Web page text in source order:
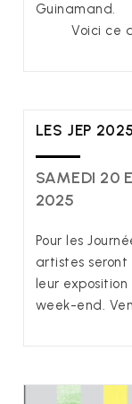
Voici ce
LES JEP
SAMEDI 20
2025
Pour les
artistes
leur
week-end.